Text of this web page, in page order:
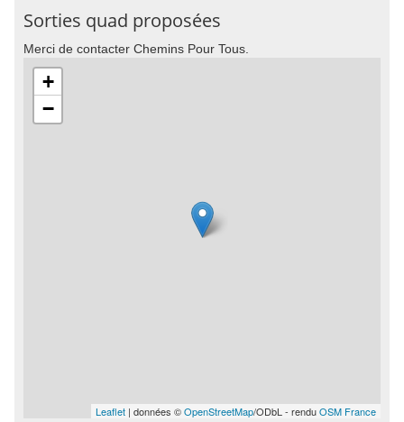
Sorties quad proposées
Merci de contacter Chemins Pour Tous.
+
−
Leaflet | données ©OpenStreetMap/ODbL - renduOSM France